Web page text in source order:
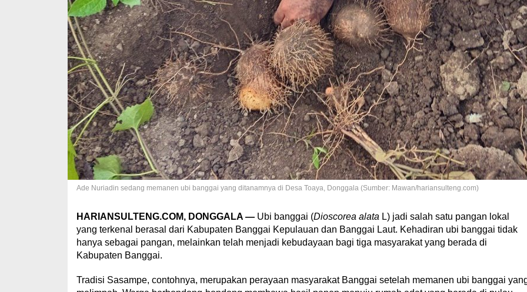
Ade Nuriadin sedang memanen ubi banggai yang ditanamnya di Desa Toaya, Donggala (Sumber: Mawan/hariansulteng.com)
HARIANSULTENG.COM, DONGGALA —Ubi banggai (Dioscorea alata L) jadi salah satu pangan lokal
yang terkenal berasal dari Kabupaten Banggai Kepulauan dan Banggai Laut. Kehadiran ubi banggai tidak
hanya sebagai pangan, melainkan telah menjadi kebudayaan bagi tiga masyarakat yang berada di
Kabupaten Banggai.
Tradisi Sasampe, contohnya, merupakan perayaan masyarakat Banggai setelah memanen ubi banggai